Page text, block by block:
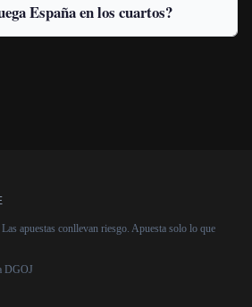
España en los cuartos?
apuestas conllevan riesgo. Apuesta solo lo que
DGOJ